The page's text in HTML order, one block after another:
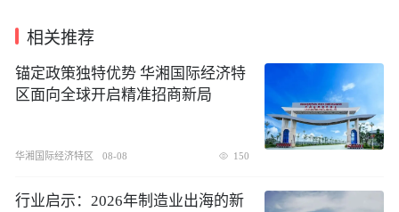
相关推荐
锚定政策独特优势 华湘国际经济特
区面向全球开启精准招商新局
华湘国际经济特区 08-08 150
行业启示：2026年制造业出海的新